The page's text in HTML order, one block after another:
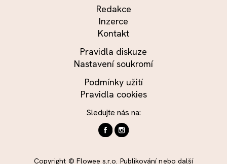
Redakce
Inzerce
Kontakt
Pravidla diskuze
Nastavení soukromí
Podmínky užití
Pravidla cookies
Sledujte nás na:
Copyright © Flowee s.r.o. Publikování nebo další